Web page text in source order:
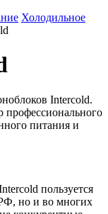
Холодильное
Intercold.
питания и
пользуется
но и во многих